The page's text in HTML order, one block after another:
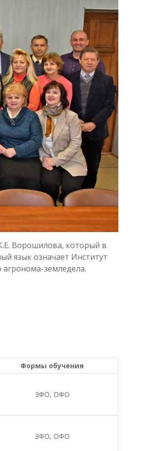
Ворошилова, который в
язык означает Институт
земледела.
Формы обучения
ЗФО, ОФО
ЗФО, ОФО